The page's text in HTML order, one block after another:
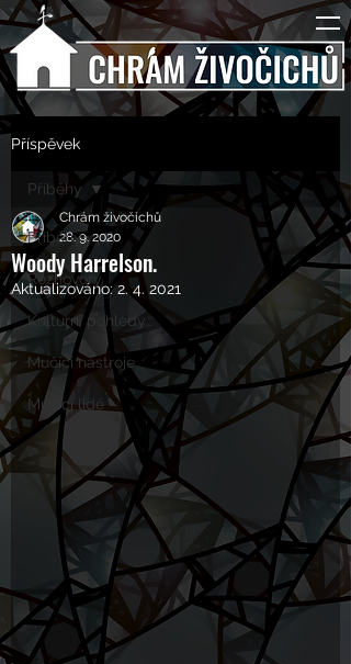
Příspěvek
Příběhy
Rozhovory
Kulturní pohledy
Mučící nástroje
Mučící lidé
Příběhy
Woody Harrelson.
Chrám živočichů
28. 9. 2020
Aktualizováno:2. 4. 2021